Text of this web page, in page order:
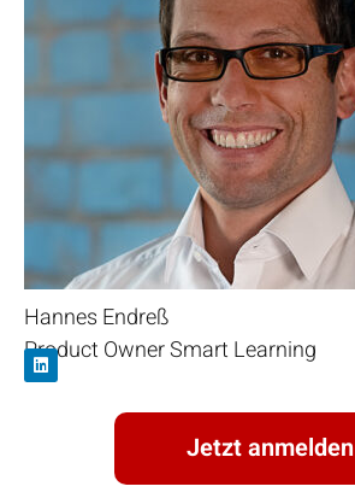
Hannes Endreß
Product Owner Smart Learning
Jetzt anmelden